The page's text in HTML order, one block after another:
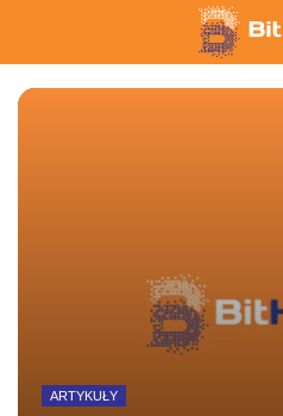
ARTYKUŁY